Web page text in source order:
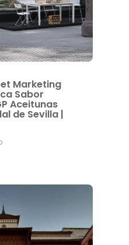
Marketing
Sabor
Aceitunas
de Sevilla |